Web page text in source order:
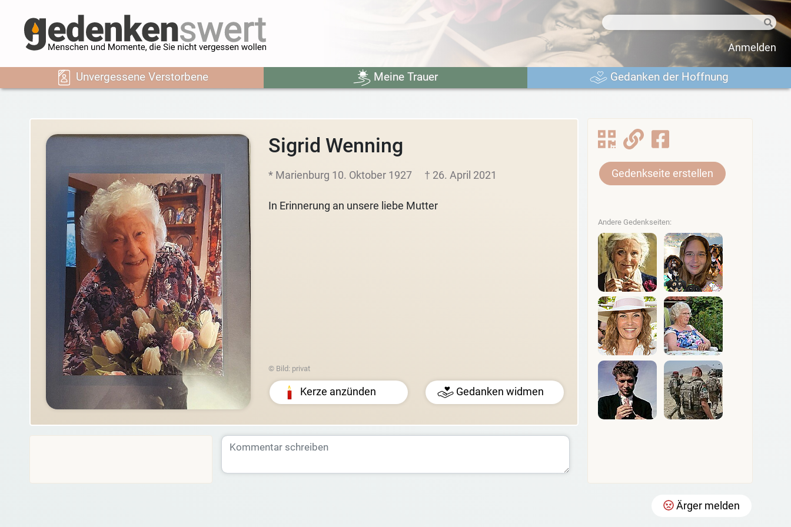
Anmelden
Unvergessene Verstorbene Meine Trauer Gedanken der Hoffnung
Sigrid Wenning
* Marienburg 10. Oktober 1927 † 26. April 2021
In Erinnerung an unsere liebe Mutter
© Bild: privat
Kerze anzünden Gedanken widmen
Gedenkseite erstellen
Andere Gedenkseiten:
Ärger melden